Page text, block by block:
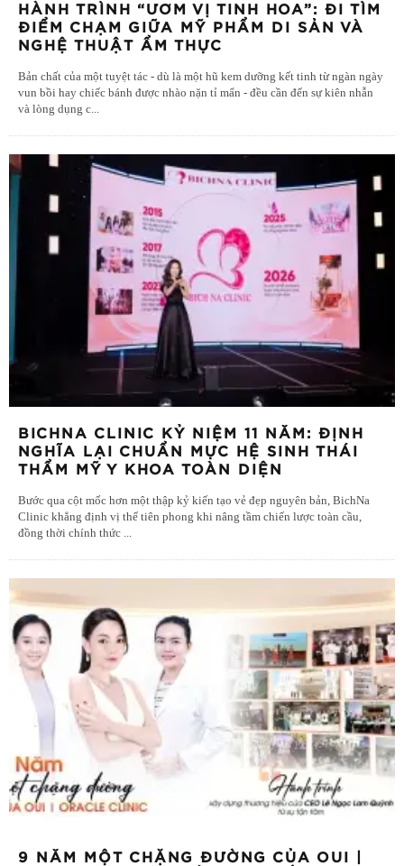
HÀNH TRÌNH “ƯƠM VỊ TINH HOA”: ĐI TÌM
ĐIỂM CHẠM GIỮA MỸ PHẨM DI SẢN VÀ
NGHỆ THUẬT ẨM THỰC
Bản chất của một tuyệt tác - dù là một hũ kem dưỡng kết tinh từ ngàn ngày
vun bồi hay chiếc bánh được nhào nặn tỉ mẩn - đều cần đến sự kiên nhẫn
và lòng dụng c...
BICHNA CLINIC KỶ NIỆM 11 NĂM: ĐỊNH
NGHĨA LẠI CHUẨN MỰC HỆ SINH THÁI
THẨM MỸ Y KHOA TOÀN DIỆN
Bước qua cột mốc hơn một thập kỷ kiến tạo vẻ đẹp nguyên bản, BichNa
Clinic khẳng định vị thế tiên phong khi nâng tầm chiến lược toàn cầu,
đồng thời chính thức ...
9 NĂM MỘT CHẶNG ĐƯỜNG CỦA OUI |